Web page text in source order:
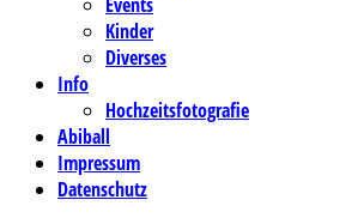
Kinder
Diverses
Info
Hochzeitsfotografie
Abiball
Impressum
Datenschutz